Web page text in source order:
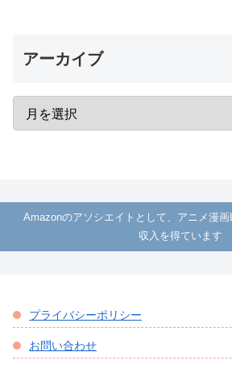
アーカイブ
Amazonのアソシエイトとして、アニメ漫
収入を得ています
プライバシーポリシー
お問い合わせ